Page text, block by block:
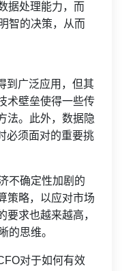
据处理能力，而
智的决策，从而
到广泛应用，但其
术壁垒使得一些传
法。此外，数据隐
必须面对的重要挑
不确定性加剧的
策略，以应对市场
求也越来越高，
的思维。
对于如何有效